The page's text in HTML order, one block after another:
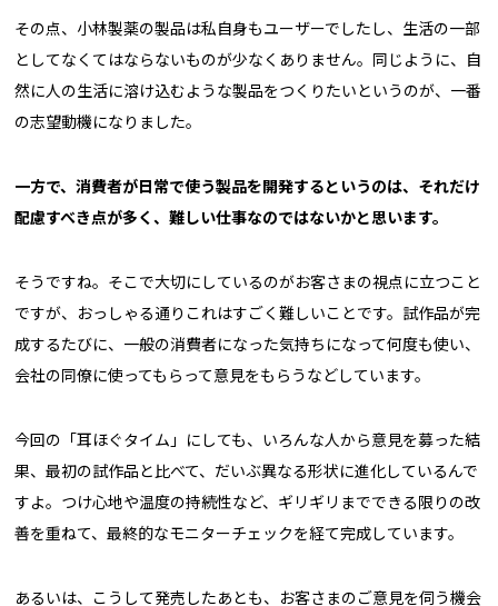
その点、小林製薬の製品は私自身もユーザーでしたし、生活の一部
としてなくてはならないものが少なくありません。同じように、自
然に人の生活に溶け込むような製品をつくりたいというのが、一番
の志望動機になりました。
――一方で、消費者が日常で使う製品を開発するというのは、それだけ
配慮すべき点が多く、難しい仕事なのではないかと思います。
そうですね。そこで大切にしているのがお客さまの視点に立つこと
ですが、おっしゃる通りこれはすごく難しいことです。試作品が完
成するたびに、一般の消費者になった気持ちになって何度も使い、
会社の同僚に使ってもらって意見をもらうなどしています。
今回の「耳ほぐタイム」にしても、いろんな人から意見を募った結
果、最初の試作品と比べて、だいぶ異なる形状に進化しているんで
すよ。つけ心地や温度の持続性など、ギリギリまでできる限りの改
善を重ねて、最終的なモニターチェックを経て完成しています。
あるいは、こうして発売したあとも、お客さまのご意見を伺う機会